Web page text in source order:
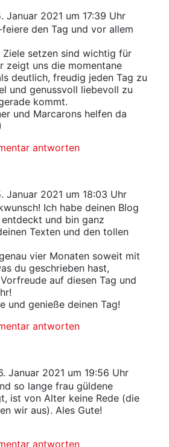
Januar 2021 um 17:39 Uhr
den Tag und vor allem
Ziele setzen sind wichtig für
zeigt uns die momentane
deutlich, freudig jeden Tag zu
und genussvoll liebevoll zu
kommt.
und Marcarons helfen da
antworten
Januar 2021 um 18:03 Uhr
Ich habe deinen Blog
und bin ganz
Texten und den tollen
vier Monaten soweit mit
du geschrieben hast,
auf diesen Tag und
und genieße deinen Tag!
antworten
Januar 2021 um 19:56 Uhr
so lange frau güldene
ist von Alter keine Rede (die
wir aus). Ales Gute!
antworten